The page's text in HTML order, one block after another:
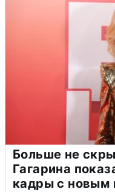
Больше не
Гагарина
кадры с новым